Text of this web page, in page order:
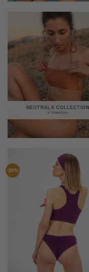
NEUTRALS COLLECTION
9 TERMÉKEK
-30%